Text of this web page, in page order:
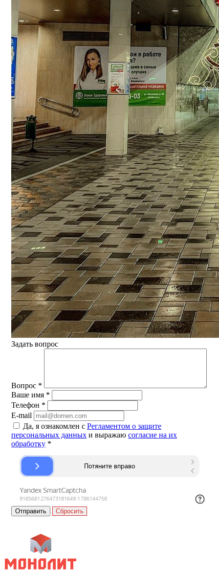
Задать вопрос
Вопрос *
Ваше имя *
Телефон *
E-mail
Да, я ознакомлен с Регламентом о защите
персональных данных и выражаю согласие на их
обработку *
Сбросить